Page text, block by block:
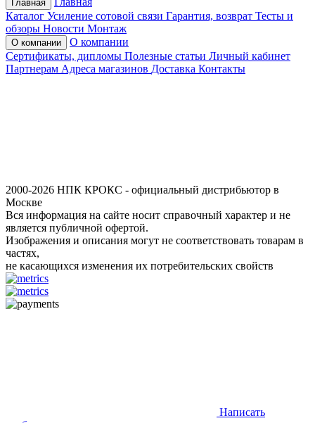
Главная
Каталог Усиление сотовой связи Гарантия, возврат Тесты и
обзоры Новости Монтаж
О компании
О компании
Сертификаты, дипломы Полезные статьи Личный кабинет
Партнерам Адреса магазинов Доставка Контакты
2000-2026 НПК КРОКС - официальный дистрибьютор в
Москве
Вся информация на сайте носит справочный характер и не
является публичной офертой.
Изображения и описания могут не соответствовать товарам в
частях,
не касающихся изменения их потребительских свойств
Написать